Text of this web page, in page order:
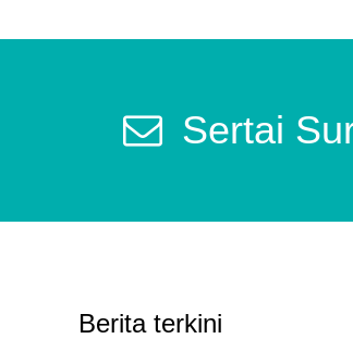
Sertai
Berita terkini